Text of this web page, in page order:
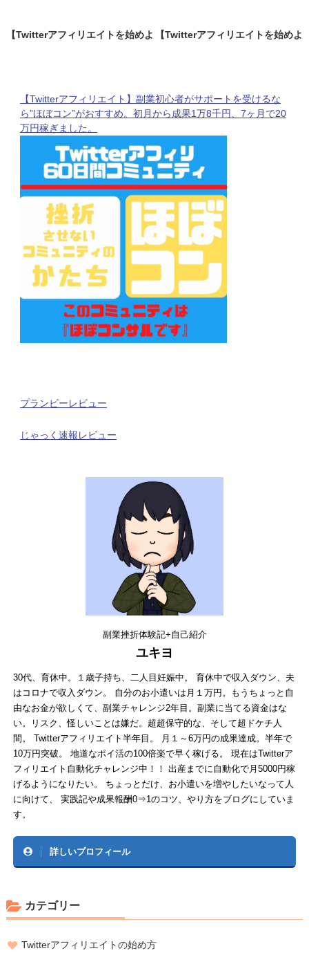
【Twitterアフィリエイトを始めよ
【Twitterアフィリエイトを始めよ
【Twitterアフィリエイト】副業初心者がサポートを受けるな
ら”ほぼコン”がおすすめ。初月から成果1万8千円、7ヶ月で20
万円稼ぎました。
プランビーレビュー
じゃっく速報レビュー
副業挫折体験記+自己紹介
ユキヨ
30代、育休中。１歳子持ち、二人目妊娠中。 育休中で収入ダウン、夫
はコロナで収入ダウン。 自分のお小遣いは月１万円。もうちょっと自
由なお金が欲しくて、副業チャレンジ2年目。副業に当てる資金はな
い。リスク、怪しいことは嫌だ。超超保守的な、そして超ドケチ人
間。 Twitterアフィリエイト半年目。 月１～6万円の成果達成。半年で
10万円突破。 地道なポイ活の100倍楽で早く稼げる。 現在はTwitterア
フィリエイト自動化チャレンジ中！！ 出産までに自動化で月5000円稼
げるようになりたい。 ちょっとだけ、お小遣いを増やしたいなって人
に向けて、 実践記や成果報酬0⇒1のコツ、やり方をブログにしていま
す。
詳しいプロフィール
カテゴリー
Twitterアフィリエイトの始め方